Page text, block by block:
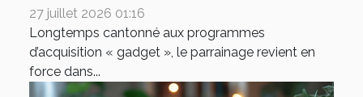
27 juillet 2026 01:16
Longtemps cantonné aux programmes
d’acquisition « gadget », le parrainage revient en
force dans...